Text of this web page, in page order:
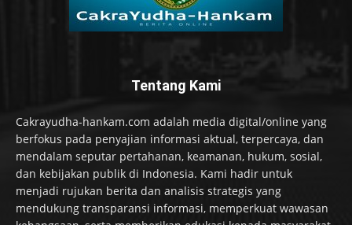
Tentang Kami
Cakrayudha-hankam.com adalah media digital/online yang
berfokus pada penyajian informasi aktual, terpercaya, dan
mendalam seputar pertahanan, keamanan, hukum, sosial,
dan kebijakan publik di Indonesia. Kami hadir untuk
menjadi rujukan berita dan analisis strategis yang
mendukung transparansi informasi, memperkuat wawasan